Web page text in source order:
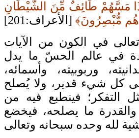
إِذَا مَسَّهُمْ طَائِفٌ مِّنَ الشَّيْطَانِ
هُم مُّبْصِرُونَ﴾
في الكون من الآيات
في عالم الحسّ ما يدل
وربوبيته، وأسمائه،
كل شيء قدير، ولا يُصلح
التفكر؛ فينطبع فيه من
ما يصلحه، فيخضع